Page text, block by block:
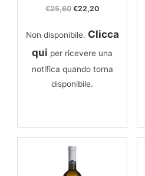
€25,60 Il
era:
€22,20Il
è:
Non disponibile. Clicca
qui per ricevere una
notifica quando torna
disponibile.